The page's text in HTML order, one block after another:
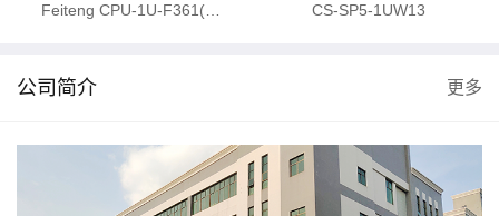
Feiteng CPU-1U-F361(… CS-SP5-1UW13
公司简介 更多